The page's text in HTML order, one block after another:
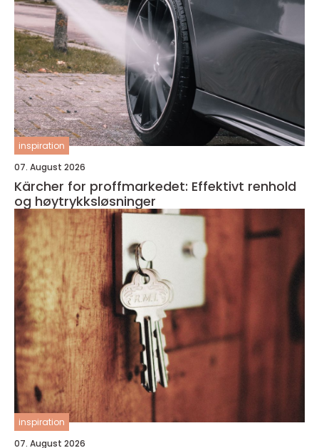
inspiration
07. August 2026
Kärcher for proffmarkedet: Effektivt renhold
og høytrykksløsninger
inspiration
07. August 2026